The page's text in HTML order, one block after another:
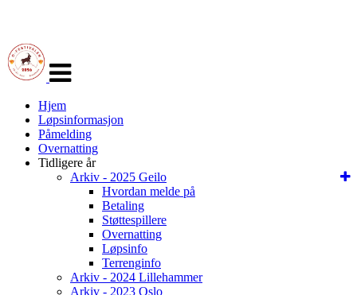
navigasjon
Hjem
Løpsinformasjon
Påmelding
Overnatting
Tidligere år
Arkiv - 2025 Geilo
Hvordan melde på
Betaling
Støttespillere
Overnatting
Løpsinfo
Terrenginfo
Arkiv - 2024 Lillehammer
Arkiv - 2023 Oslo